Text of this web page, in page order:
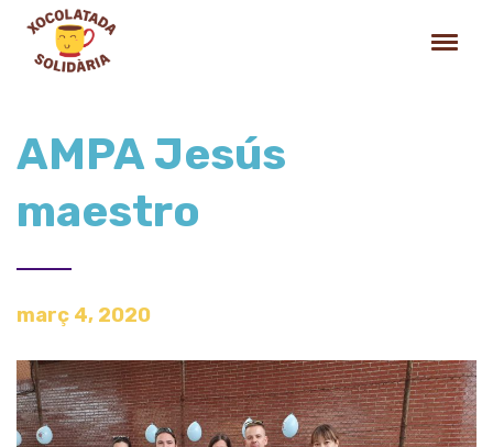
AMPA Jesús
maestro
març 4, 2020